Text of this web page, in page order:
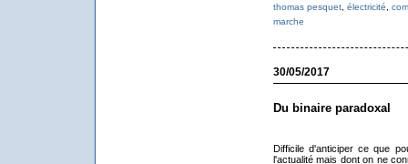
thomas pesquet, électricité
marche
30/05/2017
Du binaire paradoxal
Difficile d'anticiper ce que
l'actualité mais dont on ne